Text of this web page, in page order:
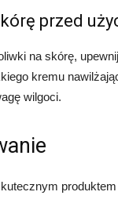
przed
na skórę,
kremu
wilgoci.